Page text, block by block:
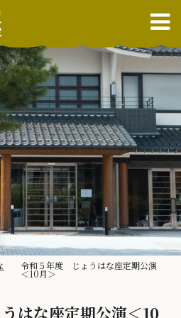
令和５年度 じょうはな座定期公演
＜10月＞
はな座定期公演＜10